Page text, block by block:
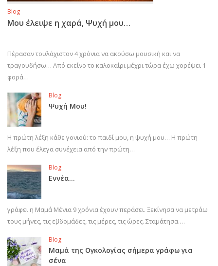
Blog
Μου έλειψε η χαρά, Ψυχή μου…
Πέρασαν τουλάχιστον 4 χρόνια να ακούσω μουσική και να
τραγουδήσω… Από εκείνο το καλοκαίρι μέχρι τώρα έχω χορέψει 1
φορά…
Blog
Ψυχή Μου!
Η πρώτη λέξη κάθε γονιού: το παιδί μου, η ψυχή μου… Η πρώτη
λέξη που έλεγα συνέχεια από την πρώτη…
Blog
Εννέα…
γράφει η Μαμά Μένια 9 χρόνια έχουν περάσει. Ξεκίνησα να μετράω
τους μήνες, τις εβδομάδες, τις μέρες, τις ώρες. Σταμάτησα.…
Blog
Μαμά της Ογκολογίας σήμερα γράφω για
σένα